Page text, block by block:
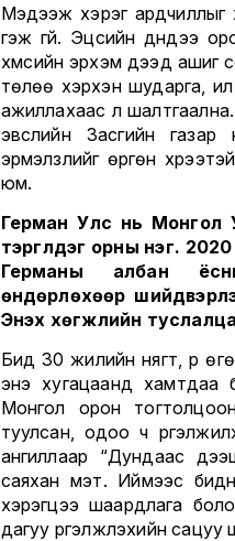
Мэдээж хэрэг ардчиллыг
гэж үгүй. Эцсийн дүндээ
хүмүүсийн эрхэм дээд
төлөө хэрхэн шударга,
ажиллахаас л
эвслийн Засгийн газар
эрмэлзлийг өргөн
юм.
Герман Улс нь Монгол
тэргүүлдэг орны нэг.
Германы албан
өндөрлөхөөр
Энэхүү хөгжлийн
Бид 30 жилийн нягт, үр
энэ хугацаанд хамтдаа
Монгол орон
туулсан, одоо ч
ангиллаар “Дундаас
саяхан мэт. Иймээс
хэрэгцээ шаардлага
дагуу үргэлжлэхийн